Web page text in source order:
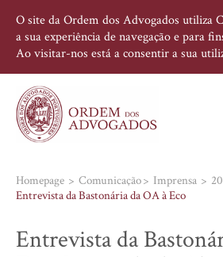
O site da Ordem dos Advogados utiliza
a sua experiência de navegação e para
Ao visitar-nos está a consentir a sua
Homepage Comunicação Imprensa
Entrevista da Bastonária da OA à Eco
Entrevista da